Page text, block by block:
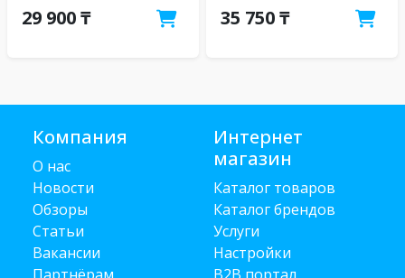
29 900 ₸ 35 750 ₸
Компания
О нас
Новости
Обзоры
Статьи
Вакансии
Интернет
магазин
Каталог товаров
Каталог брендов
Услуги
Настройки